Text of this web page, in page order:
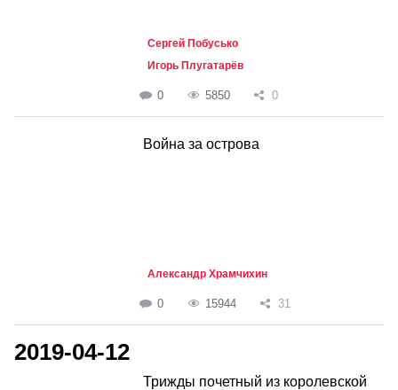
Сергей Побусько
Игорь Плугатарёв
0 5850 0
Война за острова
Александр Храмчихин
0 15944 31
2019-04-12
Трижды почетный из королевской